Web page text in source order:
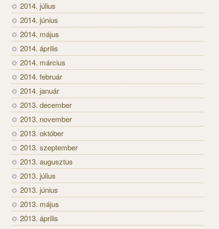
2014. július
2014. június
2014. május
2014. április
2014. március
2014. február
2014. január
2013. december
2013. november
2013. október
2013. szeptember
2013. augusztus
2013. július
2013. június
2013. május
2013. április